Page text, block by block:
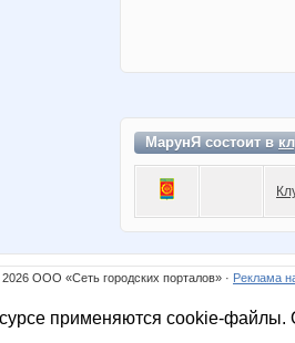
МарунЯ состоит в
ООО «Сеть городских порталов» · Реклама
применяются cookie-файлы.